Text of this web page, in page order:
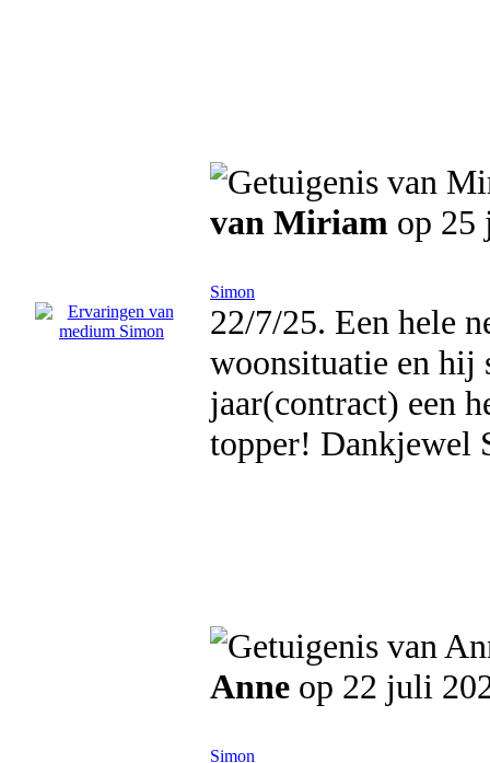
van Miriam op 25
Simon
22/7/25. Een hele
woonsituatie en hij
jaar(contract) een
topper! Dankjewel
Anne op 22 juli
Simon